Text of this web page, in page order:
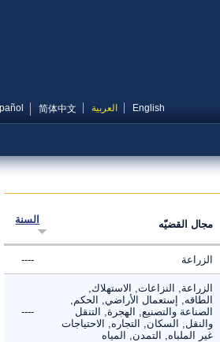
English العربية 简体中文
Español
مجال القضيّه السنة
الزراعة ----
الزراعة, النزاعات, الاستهلاك,
الطاقه, إستعمال الأراضي, الحكم,
الصناعة والتصنيع, الهجرة, التنقل
والنقل, السكان, التجاره, الاحتياجات
غير الملباه, التمدن, المياه
----